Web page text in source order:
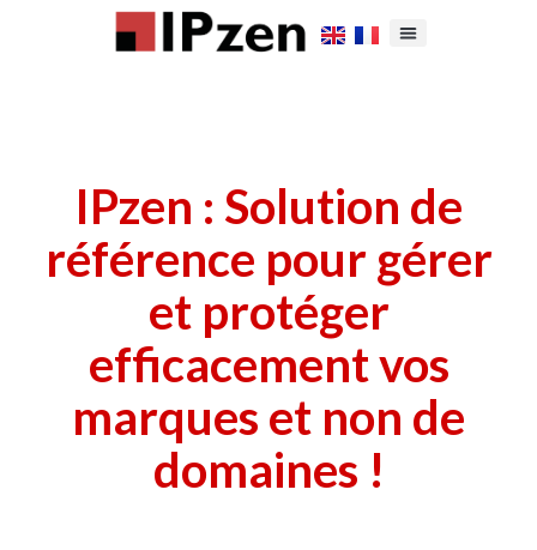
IPzen : Solution de
référence pour gérer
et protéger
efficacement vos
marques et non de
domaines !